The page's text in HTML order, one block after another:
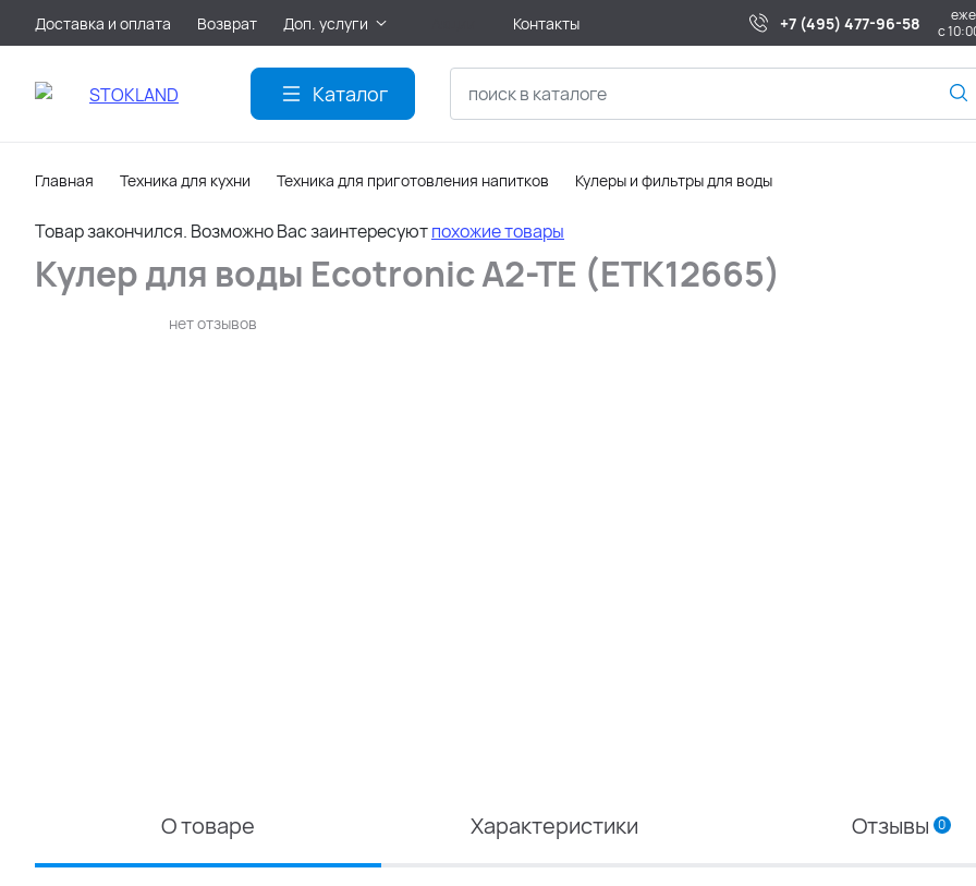
Доставка и оплата Возврат Доп. услуги Контакты +7 (495) 477-96-58
с
Каталог
Главная Техника для кухни Техника для приготовления напитков Кулеры и фильтры для воды
Товар закончился. Возможно Вас заинтересуютпохожие товары
Кулер для воды Ecotronic A2-TE (ETK12665)
нет отзывов
О товаре Характеристики Отзывы 0